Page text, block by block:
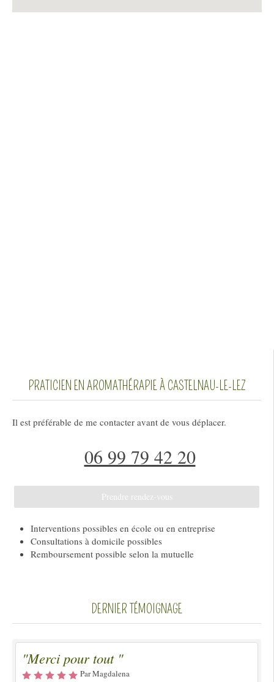
PRATICIEN EN AROMATHÉRAPIE À CASTELNAU-LE-LEZ
Il est préférable de me contacter avant de vous déplacer.
06 99 79 42 20
Prendre rendez-vous
Interventions possibles en école ou en entreprise
Consultations à domicile possibles
Remboursement possible selon la mutuelle
DERNIER TÉMOIGNAGE
"Merci pour tout "
Par Magdalena